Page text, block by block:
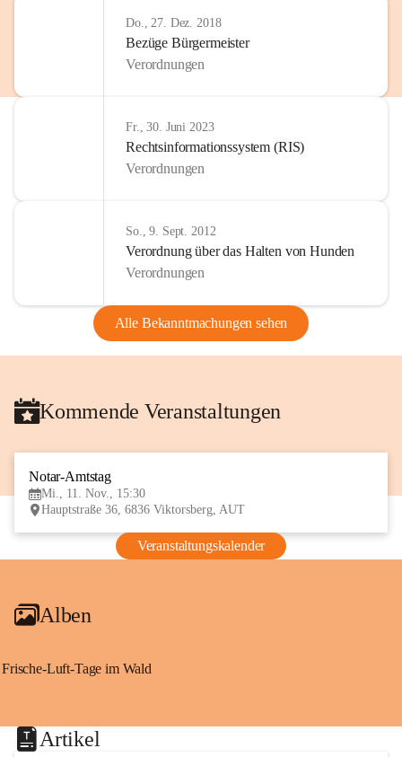
Do., 27. Dez. 2018
Bezüge Bürgermeister
Verordnungen
Fr., 30. Juni 2023
Rechtsinformationssystem (RIS)
Verordnungen
So., 9. Sept. 2012
Verordnung über das Halten von Hunden
Verordnungen
Alle Bekanntmachungen sehen
Kommende Veranstaltungen
Notar-Amtstag
Mi., 11. Nov., 15:30
Hauptstraße 36, 6836 Viktorsberg, AUT
Veranstaltungskalender
Alben
Frische-Luft-Tage im Wald
Artikel